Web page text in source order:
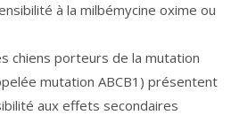
à la milbémycine oxime ou
chiens porteurs de la mutation
mutation ABCB1) présentent
aux effets secondaires